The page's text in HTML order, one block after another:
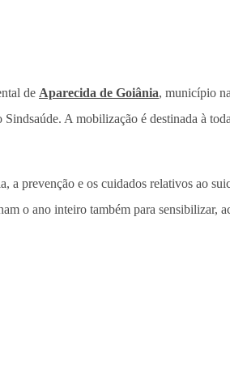
de Aparecida de Goiânia, município
A mobilização é destinada à
a prevenção e os cuidados relativos ao
o ano inteiro também para sensibilizar,